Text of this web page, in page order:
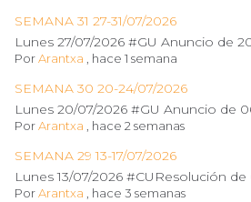
SEMANA 31 27-31/07/2026
Lunes 27/07/2026 #GU Anuncio de
PorArantxa , hace 1 semana
SEMANA 30 20-24/07/2026
Lunes 20/07/2026 #GU Anuncio de
PorArantxa , hace 2 semanas
SEMANA 29 13-17/07/2026
Lunes 13/07/2026 #CUResolución de
PorArantxa , hace 3 semanas